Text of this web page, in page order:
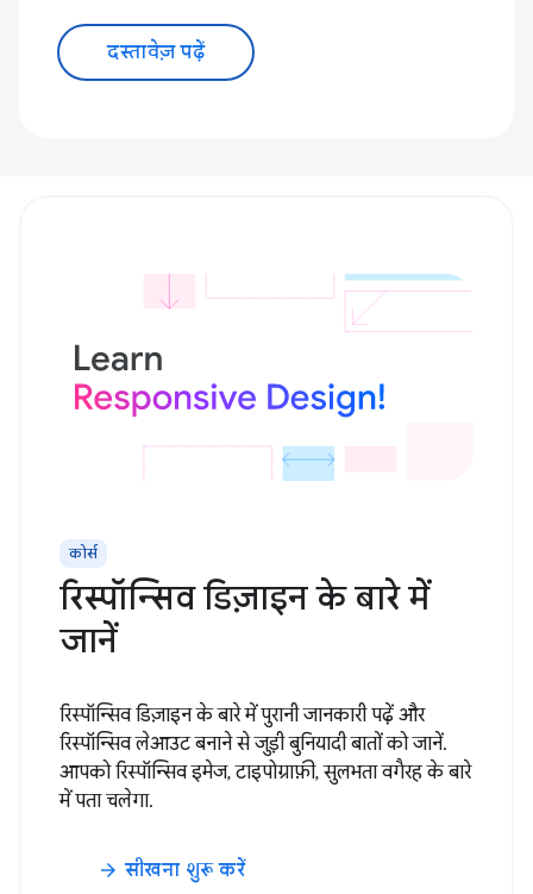
दस्तावेज़ पढ़ें
कोर्स
रिस्पॉन्सिव डिज़ाइन के बारे में
जानें
रिस्पॉन्सिव डिज़ाइन के बारे में पुरानी जानकारी पढ़ें और
रिस्पॉन्सिव लेआउट बनाने से जुड़ी बुनियादी बातों को जानें.
आपको रिस्पॉन्सिव इमेज, टाइपोग्राफ़ी, सुलभता वगैरह के बारे
में पता चलेगा.
arrow_forward सीखना शुरू करें